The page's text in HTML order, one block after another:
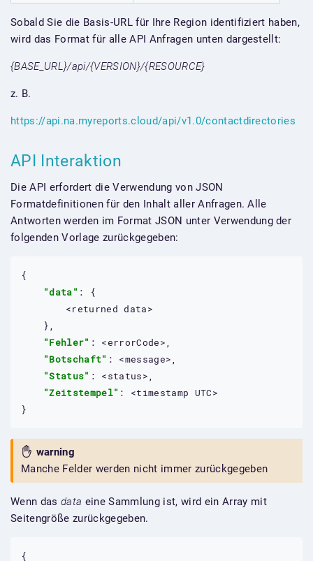
Sobald Sie die Basis-URL für Ihre Region identifiziert haben,
wird das Format für alle API Anfragen unten dargestellt:
{BASE_URL}/api/{VERSION}/{RESOURCE}
z. B.
https://api.na.myreports.cloud/api/v1.0/contactdirectories
API Interaktion
Die API erfordert die Verwendung von JSON
Formatdefinitionen für den Inhalt aller Anfragen. Alle
Antworten werden im Format JSON unter Verwendung der
folgenden Vorlage zurückgegeben:
{
"data" : {
<returned data>
"Fehler" : <errorCode>
"Botschaft" : <message>
"Status" : <status>
"Zeitstempel" : <timestamp UTC>
}
warning
Manche Felder werden nicht immer zurückgegeben
Wenn das data eine Sammlung ist, wird ein Array mit
Seitengröße zurückgegeben.
{